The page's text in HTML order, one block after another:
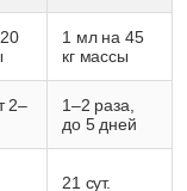
1 мл на 45
кг массы
2–
1–2 раза,
до 5 дней
21 сут.